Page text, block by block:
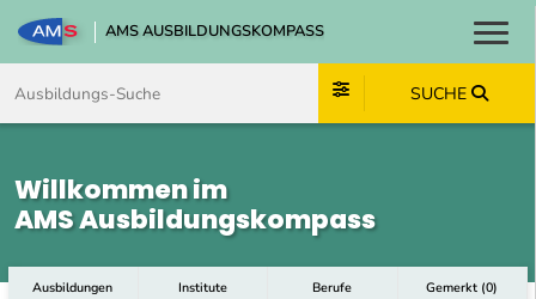
AMS AUSBILDUNGSKOMPASS
SUCHE
Willkommen im
AMS Ausbildungskompass
Ausbildungen Institute Berufe Gemerkt (0)